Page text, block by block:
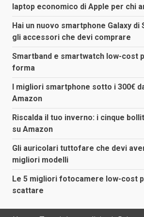
laptop economico di Apple per chi
Hai un nuovo smartphone Galaxy di
gli accessori che devi comprare
Smartband e smartwatch low-cost
forma
I migliori smartphone sotto i 300€
Amazon
Riscalda il tuo inverno: i cinque
su Amazon
Gli auricolari tuttofare che devi
migliori modelli
Le 5 migliori fotocamere low-cost
scattare